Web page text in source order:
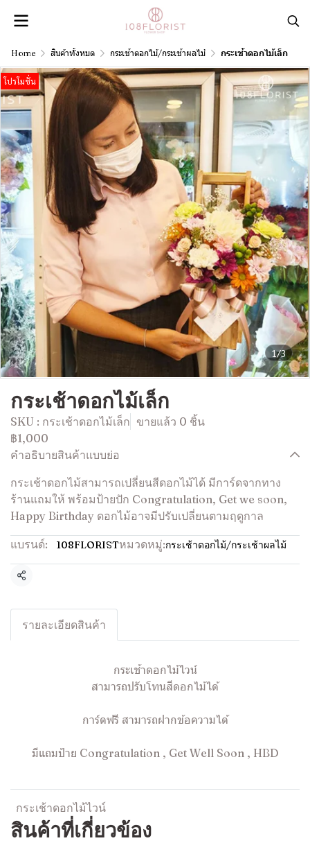
Home สินค้าทั้งหมด กระเช้าดอกไม้/กระเช้าผลไม้ กระเช้าดอกไม้เล็ก
1/3
โปรโมชั่น
กระเช้าดอกไม้เล็ก
SKU : กระเช้าดอกไม้เล็ก ขายแล้ว 0 ชิ้น
฿1,000
คำอธิบายสินค้าแบบย่อ
กระเช้าดอกไม้สามารถเปลี่ยนสีดอกไม้ได้ มีการ์ดจากทาง
ร้านแถมให้ พร้อมป้ายปัก Congratulation, Get we soon,
Happy Birthday ดอกไม้อาจมีปรับเปลี่ยนตามฤดูกาล
แบรนด์: 108FLORISTหมวดหมู่:กระเช้าดอกไม้/กระเช้าผลไม้
แชร์
รายละเอียดสินค้า
กระเช้าดอกไม้ไวน์
สามารถปรับโทนสีดอกไม้ได้
การ์ดฟรี สามารถฝากข้อความได้
มีแถมป้าย Congratulation , Get Well Soon , HBD
กระเช้าดอกไม้ไวน์
สินค้าที่เกี่ยวข้อง